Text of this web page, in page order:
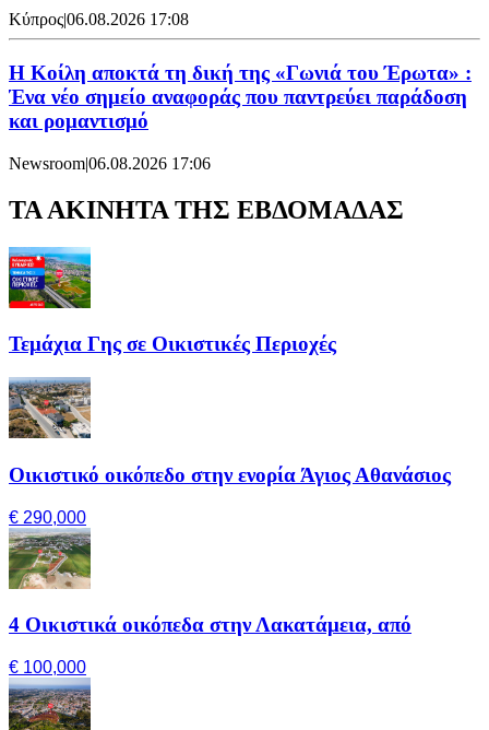
Κύπρος|06.08.2026 17:08
Η Κοίλη αποκτά τη δική της «Γωνιά του Έρωτα» :
Ένα νέο σημείο αναφοράς που παντρεύει παράδοση
και ρομαντισμό
Newsroom|06.08.2026 17:06
ΤΑ ΑΚΙΝΗΤΑ ΤΗΣ ΕΒΔΟΜΑΔΑΣ
Τεμάχια Γης σε Οικιστικές Περιοχές
Οικιστικό οικόπεδο στην ενορία Άγιος Αθανάσιος
€ 290,000
4 Οικιστικά οικόπεδα στην Λακατάμεια, από
€ 100,000